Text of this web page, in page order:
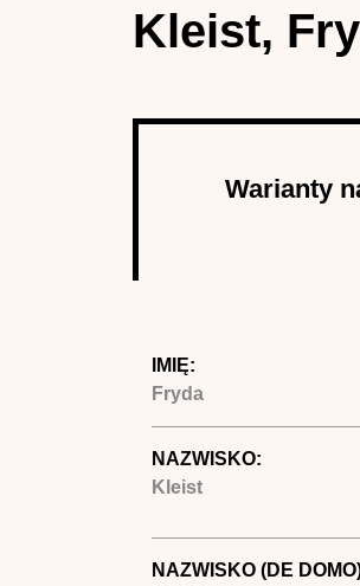
Kleist,
AutorWarianty
IMIĘ:
Fryda
NAZWISKO:
Kleist
NAZWISKO (DE